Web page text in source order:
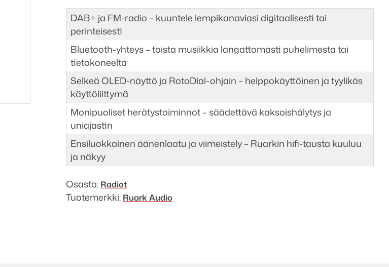
DAB+ ja FM-radio – kuuntele lempikanaviasi digitaalisesti tai
perinteisesti
Bluetooth-yhteys – toista musiikkia langattomasti puhelimesta tai
tietokoneelta
Selkeä OLED-näyttö ja RotoDial-ohjain – helppokäyttöinen ja tyylikäs
käyttöliittymä
Monipuoliset herätystoiminnot – säädettävä kaksoishälytys ja
uniajastin
Ensiluokkainen äänenlaatu ja viimeistely – Ruarkin hifi-tausta kuuluu
ja näkyy
Osasto: Radiot
Tuotemerkki: Ruark Audio